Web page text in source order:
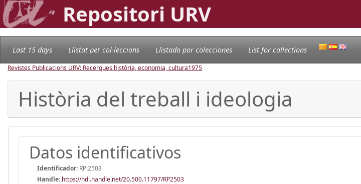
Repositori URV
Last 15 days Llistat per col·leccions Llistado por colecciones List for collections
Revistes Publicacions URV: Recerques història, economia, cultura1975
Història del treball i ideologia
Datos identificativos
Identificador: RP:2503
Handle: https://hdl.handle.net/20.500.11797/RP2503